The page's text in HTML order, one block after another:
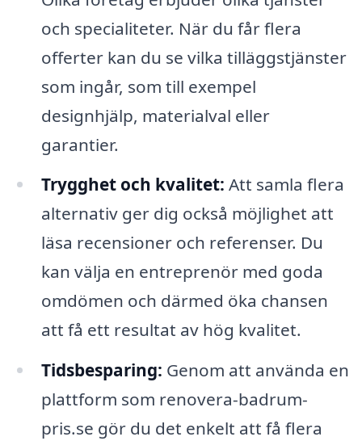
och specialiteter. När du får flera
offerter kan du se vilka tilläggstjänster
som ingår, som till exempel
designhjälp, materialval eller
garantier.
Trygghet och kvalitet: Att samla flera
alternativ ger dig också möjlighet att
läsa recensioner och referenser. Du
kan välja en entreprenör med goda
omdömen och därmed öka chansen
att få ett resultat av hög kvalitet.
Tidsbesparing: Genom att använda en
plattform som renovera-badrum-
pris.se gör du det enkelt att få flera